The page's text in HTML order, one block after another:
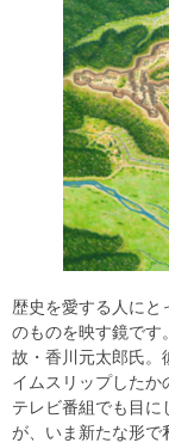
歴史を愛する人にと
のものを映す鏡です
故・香川元太郎氏。
イムスリップしたか
テレビ番組でも目に
が、いま新たな形で